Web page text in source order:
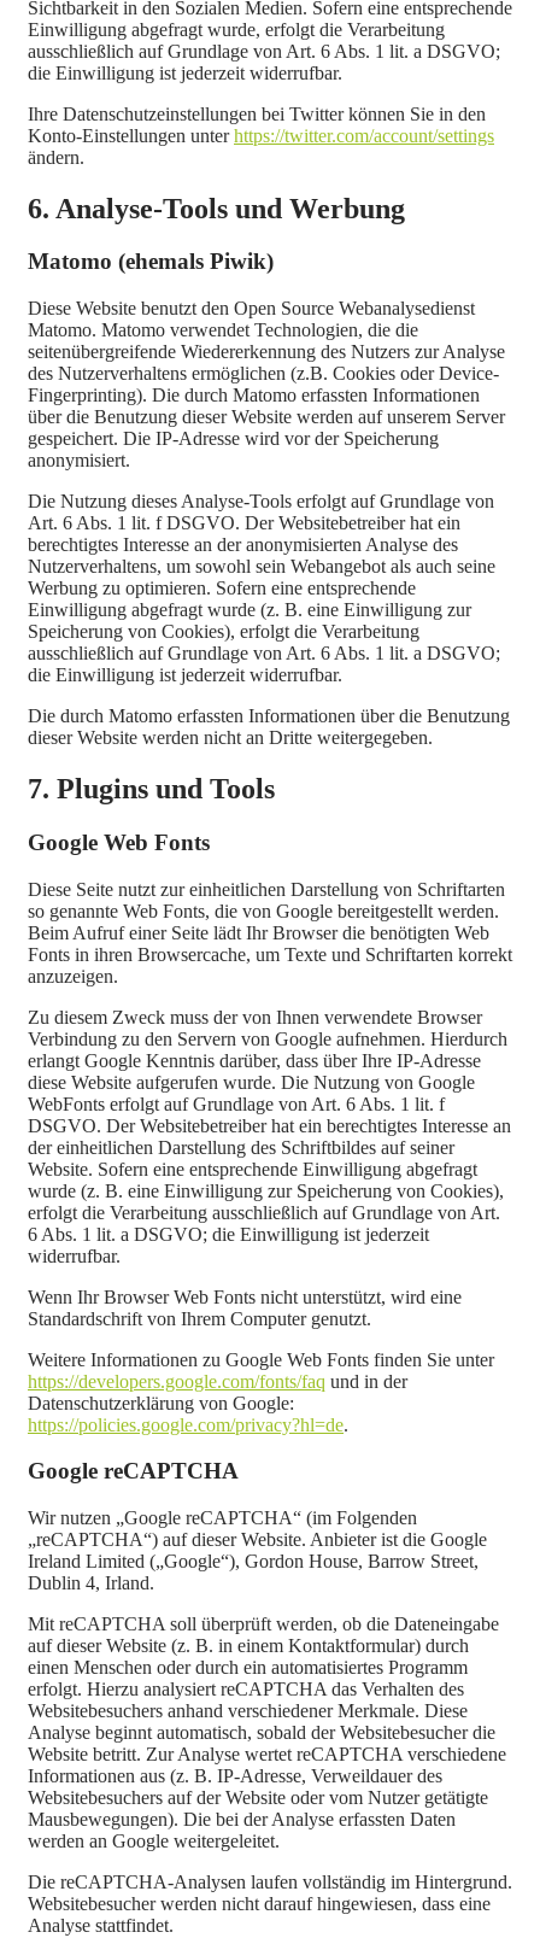
Sichtbarkeit in den Sozialen Medien. Sofern eine entsprechende
Einwilligung abgefragt wurde, erfolgt die Verarbeitung
ausschließlich auf Grundlage von Art. 6 Abs. 1 lit. a DSGVO;
die Einwilligung ist jederzeit widerrufbar.
Ihre Datenschutzeinstellungen bei Twitter können Sie in den
Konto-Einstellungen unterhttps://twitter.com/account/settings
ändern.
6. Analyse-Tools und Werbung
Matomo (ehemals Piwik)
Diese Website benutzt den Open Source Webanalysedienst
Matomo. Matomo verwendet Technologien, die die
seitenübergreifende Wiedererkennung des Nutzers zur Analyse
des Nutzerverhaltens ermöglichen (z.B. Cookies oder Device-
Fingerprinting). Die durch Matomo erfassten Informationen
über die Benutzung dieser Website werden auf unserem Server
gespeichert. Die IP-Adresse wird vor der Speicherung
anonymisiert.
Die Nutzung dieses Analyse-Tools erfolgt auf Grundlage von
Art. 6 Abs. 1 lit. f DSGVO. Der Websitebetreiber hat ein
berechtigtes Interesse an der anonymisierten Analyse des
Nutzerverhaltens, um sowohl sein Webangebot als auch seine
Werbung zu optimieren. Sofern eine entsprechende
Einwilligung abgefragt wurde (z. B. eine Einwilligung zur
Speicherung von Cookies), erfolgt die Verarbeitung
ausschließlich auf Grundlage von Art. 6 Abs. 1 lit. a DSGVO;
die Einwilligung ist jederzeit widerrufbar.
Die durch Matomo erfassten Informationen über die Benutzung
dieser Website werden nicht an Dritte weitergegeben.
7. Plugins und Tools
Google Web Fonts
Diese Seite nutzt zur einheitlichen Darstellung von Schriftarten
so genannte Web Fonts, die von Google bereitgestellt werden.
Beim Aufruf einer Seite lädt Ihr Browser die benötigten Web
Fonts in ihren Browsercache, um Texte und Schriftarten korrekt
anzuzeigen.
Zu diesem Zweck muss der von Ihnen verwendete Browser
Verbindung zu den Servern von Google aufnehmen. Hierdurch
erlangt Google Kenntnis darüber, dass über Ihre IP-Adresse
diese Website aufgerufen wurde. Die Nutzung von Google
WebFonts erfolgt auf Grundlage von Art. 6 Abs. 1 lit. f
DSGVO. Der Websitebetreiber hat ein berechtigtes Interesse an
der einheitlichen Darstellung des Schriftbildes auf seiner
Website. Sofern eine entsprechende Einwilligung abgefragt
wurde (z. B. eine Einwilligung zur Speicherung von Cookies),
erfolgt die Verarbeitung ausschließlich auf Grundlage von Art.
6 Abs. 1 lit. a DSGVO; die Einwilligung ist jederzeit
widerrufbar.
Wenn Ihr Browser Web Fonts nicht unterstützt, wird eine
Standardschrift von Ihrem Computer genutzt.
Weitere Informationen zu Google Web Fonts finden Sie unter
https://developers.google.com/fonts/faq und in der
Datenschutzerklärung von Google:
https://policies.google.com/privacy?hl=de.
Google reCAPTCHA
Wir nutzen „Google reCAPTCHA“ (im Folgenden
„reCAPTCHA“) auf dieser Website. Anbieter ist die Google
Ireland Limited („Google“), Gordon House, Barrow Street,
Dublin 4, Irland.
Mit reCAPTCHA soll überprüft werden, ob die Dateneingabe
auf dieser Website (z. B. in einem Kontaktformular) durch
einen Menschen oder durch ein automatisiertes Programm
erfolgt. Hierzu analysiert reCAPTCHA das Verhalten des
Websitebesuchers anhand verschiedener Merkmale. Diese
Analyse beginnt automatisch, sobald der Websitebesucher die
Website betritt. Zur Analyse wertet reCAPTCHA verschiedene
Informationen aus (z. B. IP-Adresse, Verweildauer des
Websitebesuchers auf der Website oder vom Nutzer getätigte
Mausbewegungen). Die bei der Analyse erfassten Daten
werden an Google weitergeleitet.
Die reCAPTCHA-Analysen laufen vollständig im Hintergrund.
Websitebesucher werden nicht darauf hingewiesen, dass eine
Analyse stattfindet.